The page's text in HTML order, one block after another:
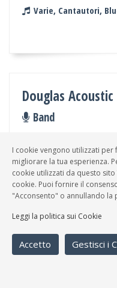
Varie, Cantautori,
Douglas
Band
Cantautori
La Belle Dame
Altro
I cookie vengono utilizzati
migliorare la tua esperienza.
cookie utilizzati da questo
cookie. Puoi fornire il
"Acconsento" o annullando la
Leggi la politica sui Cookie
Accetto Gestisci i